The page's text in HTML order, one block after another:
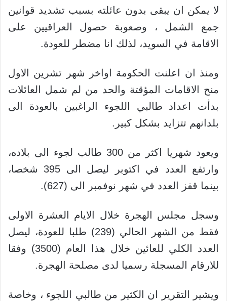
لا يمكن ان يبقى بدون عائلته بسبب تشديد قوانين
جمع الشمل ، وصعوبة حصول العراقيين على
الاقامة في السويد، لذلك انا مضطر للعودة.
ومنذ ان اعلنت الحكومة اواخر شهر تشرين الاول
منح الاقامات المؤقتة والحد من لم شمل العائلات
بدأت اعداد طالبي اللجوء الراغبين بالعودة الى
بلدانهم تتزايد بشكل كبير.
ويعود شهريا اكثر من 300 طالب لجوء الى بلاده،
وارتفع العدد في اكتوبر ليصل الى 395 شخصا،
بينما قفز العدد في شهر نوفمبر الى (627).
وسجل مجلس الهجرة خلال الايام العشرة الاولى
فقط من الشهر الحالي (239) طلبا للعودة، ليصل
العدد الكلي للعائين خلال هذا العام (3500) وفقا
للارقام المسجلة رسميا لدى مصلحة الهجرة.
ويشير التقرير ان الكثير من طالبي اللجوء ، وخاصة